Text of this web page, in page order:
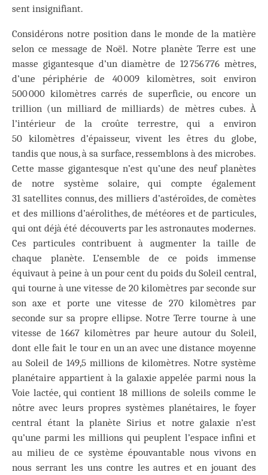
sent insignifiant.
Considérons notre position dans le monde de la matière
selon ce message de Noël. Notre planète Terre est une
masse gigantesque d’un diamètre de 12 756 776 mètres,
d’une périphérie de 40 009 kilomètres, soit environ
500 000 kilomètres carrés de superficie, ou encore un
trillion (un milliard de milliards) de mètres cubes. À
l’intérieur de la croûte terrestre, qui a environ
50 kilomètres d’épaisseur, vivent les êtres du globe,
tandis que nous, à sa surface, ressemblons à des microbes.
Cette masse gigantesque n’est qu’une des neuf planètes
de notre système solaire, qui compte également
31 satellites connus, des milliers d’astéroïdes, de comètes
et des millions d’aérolithes, de météores et de particules,
qui ont déjà été découverts par les astronautes modernes.
Ces particules contribuent à augmenter la taille de
chaque planète. L’ensemble de ce poids immense
équivaut à peine à un pour cent du poids du Soleil central,
qui tourne à une vitesse de 20 kilomètres par seconde sur
son axe et porte une vitesse de 270 kilomètres par
seconde sur sa propre ellipse. Notre Terre tourne à une
vitesse de 1 667 kilomètres par heure autour du Soleil,
dont elle fait le tour en un an avec une distance moyenne
au Soleil de 149,5 millions de kilomètres. Notre système
planétaire appartient à la galaxie appelée parmi nous la
Voie lactée, qui contient 18 millions de soleils comme le
nôtre avec leurs propres systèmes planétaires, le foyer
central étant la planète Sirius et notre galaxie n’est
qu’une parmi les millions qui peuplent l’espace infini et
au milieu de ce système épouvantable nous vivons en
nous serrant les uns contre les autres et en jouant des